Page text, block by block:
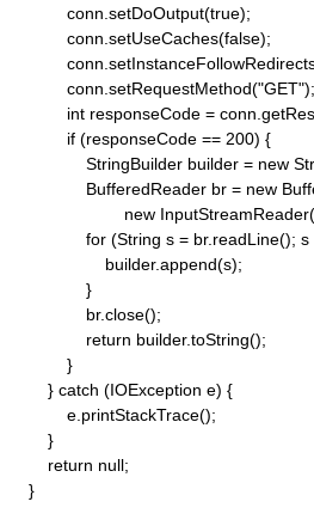
            conn.setDoOutput(true);
            conn.setUseCaches(false);
            conn.setRequestMethod("GET");
int responseCode =
            if (responseCode == 200) {
StringBuilder builder = new
BufferedReader br = new
new
for (String s = br.readLine();
                    builder.append(s);
                }
                br.close();
                return builder.toString();
            }
        } catch (IOException e) {
            e.printStackTrace();
        }
        return null;
    }